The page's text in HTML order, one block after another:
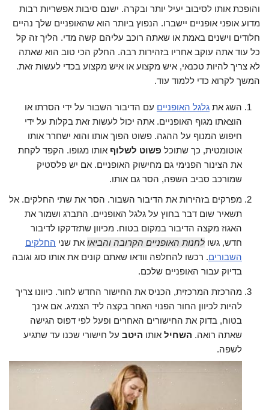
והופכת אותו לסיבוב יעיל יותר ובקרה. ישנם סיבות אפשריות רבות
מדוע אופני אופניים יישברו. הנפוץ ביותר הוא שהאופניים שלך נהיים
חלודים וישנים באמת או שאתה רוכב עליהם קשה מדי. הליך זה קל
כל עוד אתה עוקב אחריו בזהירות רבה. החלק הכי טוב הוא שאתה
לא צריך להיות טכנאי, איש מקצוע או איש מקצוע בכדי לעשות זאת.
המשך לקרוא כדי ללמוד עוד.
השג את גלגל האופניים עם הדיבור השבור על ידי הסרתו או
הוצאתו מגוף האופניים. אתה יכול לעשות זאת בקלות על ידי
חיפוש המנוף על ההגה. פשוט הפוך אותו והוא ישחרר אותו
אוטומטית, כך שתוכל פשוט לשלוף אותו מגופו. הקפד לקחת
את הצינור הפנימי גם מחישוק האופניים. אם יש פלסטיק
שמורכב סביב השפה, הסר גם אותו.
מפרקים בזהירות את הדיבור השבור. הסר את שתי החלקים. אל
תשאיר שום דבר בחוץ על גלגל האופניים. התברג ושמור את
האגוז מקצה הדיבור במקום בטוח. מכיוון שתזדקקו לדיבור
חדש, גשו לחנות האופניים הקרובה והביאו את שני החלקים
השבורים. רכשו להחלפה וודאו שאתם קונים את אותו סוג וגובה
בדיוק עבור האופניים שלכם.
מהרכזת המרכזית, הכניס את החישור החדש לחור. כיוונו צריך
להיות לכיוון החור הפנוי האחר בקצה ליד הצמיג. אם אינך
בטוח, בדוק את החישורים האחרים ופעל לפי דפוס הגישה
שאתה רואה. השחיל אותו היטב על חישורי שכנו עד שתגיע
לשפה.